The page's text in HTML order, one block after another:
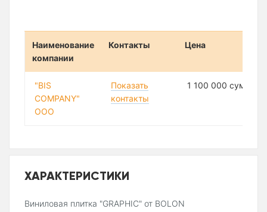
Наименование
компании
Контакты Цена
"BIS
COMPANY"
ООО
Показать
контакты
1 100 000 сум
ХАРАКТЕРИСТИКИ
Виниловая плитка "GRAPHIC" от BOLON